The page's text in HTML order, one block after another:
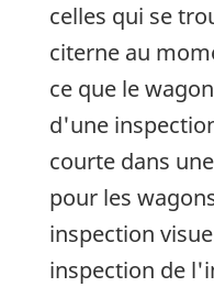
celles qui se
citerne au
ce que le
d'une
courte dans
pour les
inspection
inspection de